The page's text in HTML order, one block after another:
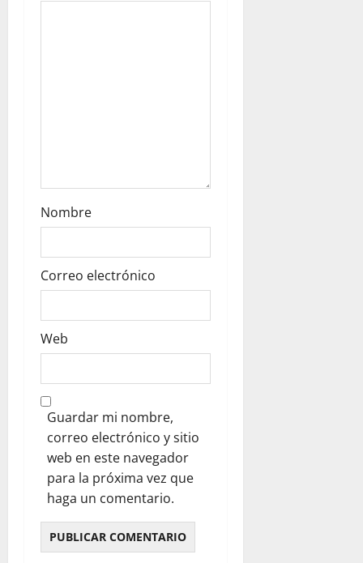
Nombre
Correo electrónico
Web
Guardar mi nombre,
correo electrónico y sitio
web en este navegador
para la próxima vez que
haga un comentario.